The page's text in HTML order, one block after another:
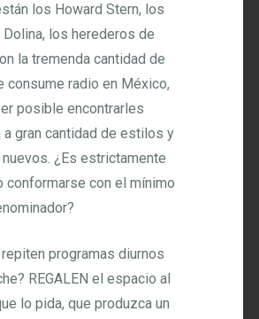
los Howard Stern, los
Dolina, los herederos de
la tremenda cantidad de
consume radio en México,
posible encontrarles
a gran cantidad de estilos y
¿Es estrictamente
conformarse con el mínimo
programas diurnos
REGALEN el espacio al
lo pida, que produzca un